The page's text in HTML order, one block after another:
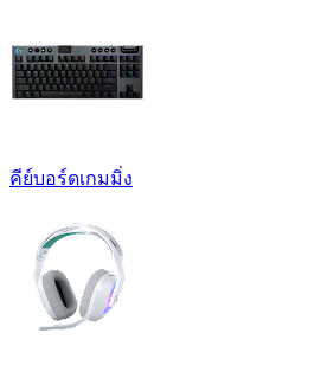
คีย์บอร์ดเกมมิ่ง